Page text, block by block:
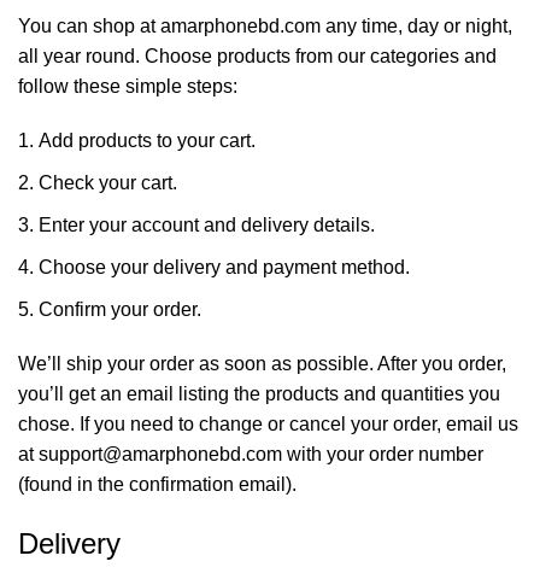
You can shop atamarphonebd.com any time, day or night,
all year round. Choose products from our categories and
follow these simple steps:
Add products to your cart.
Check your cart.
Enter your account and delivery details.
Choose your delivery and payment method.
Confirm your order.
We’ll ship your order as soon as possible. After you order,
you’ll get an email listing the products and quantities you
chose. If you need to change or cancel your order, email us
atsupport@amarphonebd.com with your order number
(found in the confirmation email).
Delivery